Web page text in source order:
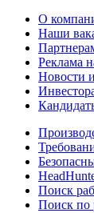
О
Наши
Реклама
Новости
Поиск
Поиск по